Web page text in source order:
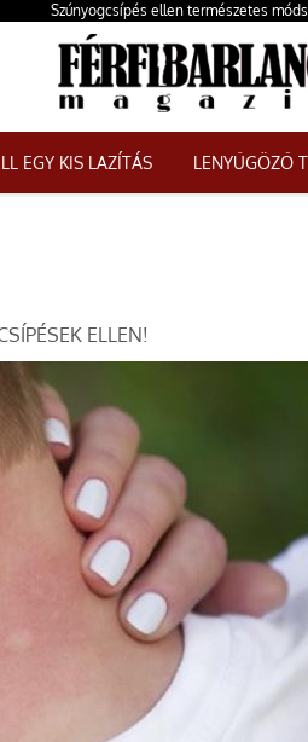
Szúnyogcsípés ellen természetes
EGY KIS LAZÍTÁS LENYŰGÖZŐ
ELLEN!